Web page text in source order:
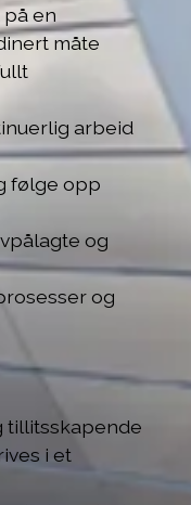
en
måte
arbeid
følge opp
og
og
tillitsskapende
i et